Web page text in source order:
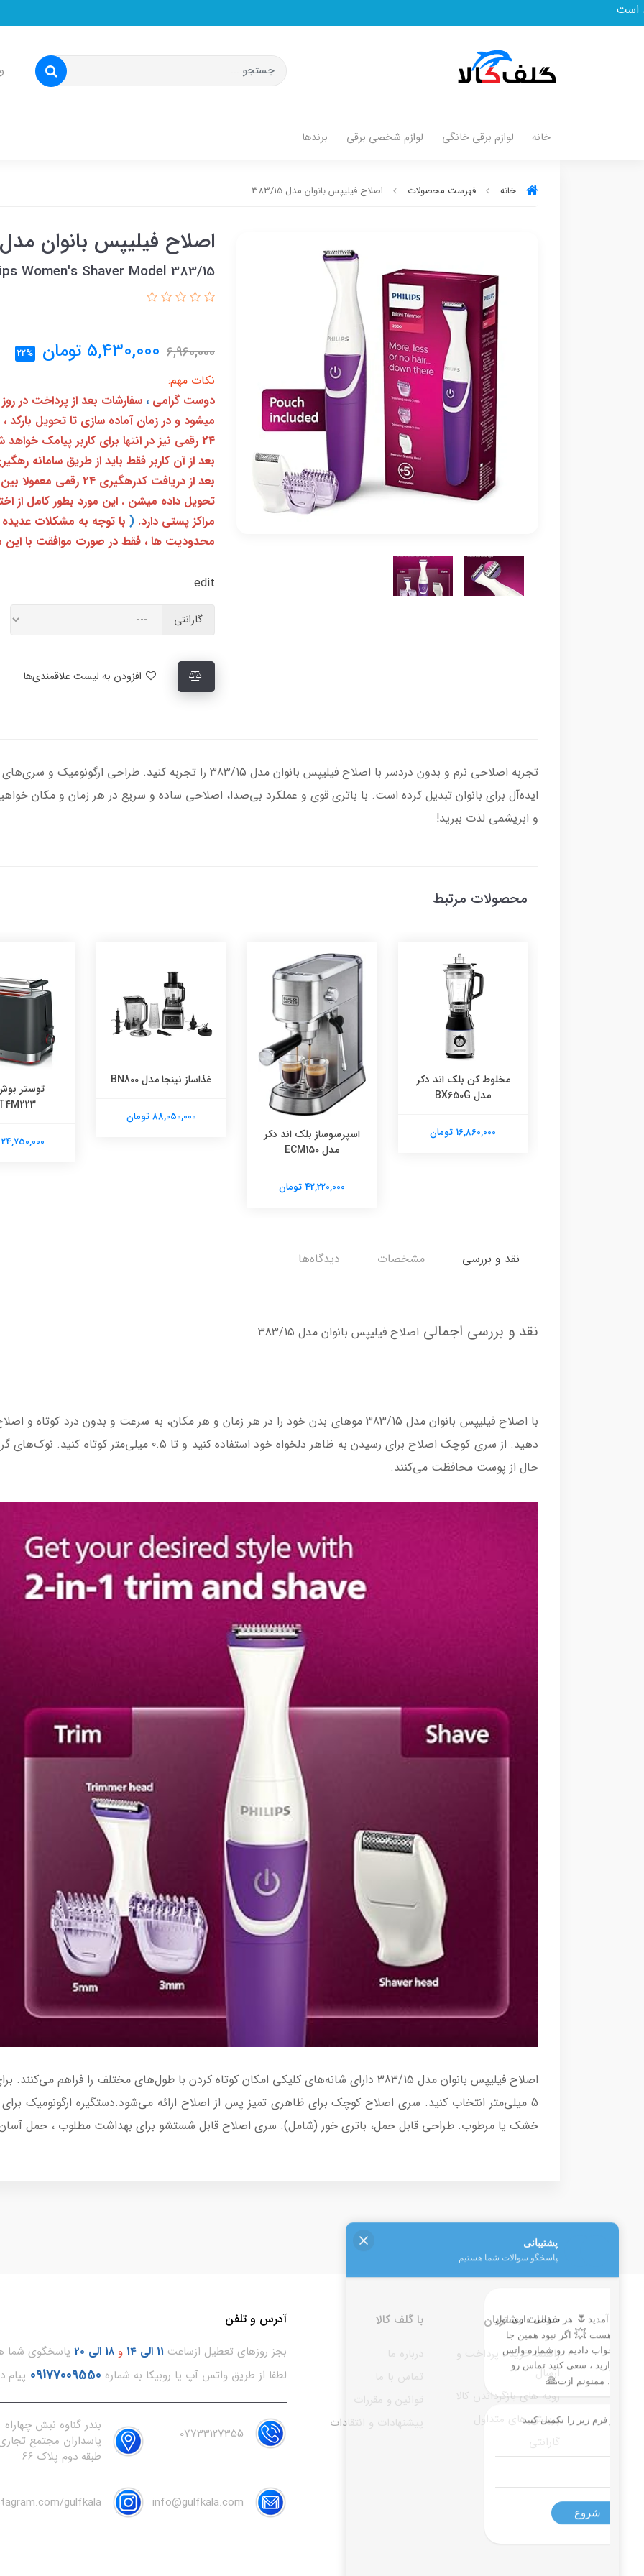
خانه لوازم برقی خانگی لوازم شخصی برقی برندها
خانه فهرست محصولات اصلاح فیلیپس بانوان مدل 383/15
اصلاح فیلیپس بانوان مدل 383/15
Women's Shaver Model 383/15
6,960,000
5,430,000 تومان 22%
نکات مهم:
دوست گرامی ، سفارشات بعد از پرداخت در
میشود و در زمان آماده سازی تا تحویل
24 رقمی نیز در انتها برای کاربر پیامک خواهد شد
تحویل داده میشن . این مورد بطور کامل از
مراکز پستی دارد. ( با توجه به مشکلات
محدودیت ها ، فقط در صورت موافقت با این
edit
گارانتی
تجربه اصلاحی نرم و بدون دردسر با اصلاح فیلیپس بانوان مدل 383/15 را
ایده‌آل برای بانوان تبدیل کرده است. با باتری قوی و عملکرد بی‌صدا، اصلاحی ساده و سریع در هر زمان و مکان
و ابریشمی لذت ببرید!
محصولات مرتبط
مخلوط کن بلک اند دکر
مدل BX650G
16,860,000 تومان
اسپرسوساز بلک اند دکر
مدل ECM150
42,220,000 تومان
غذاساز نینجا مدل BN800
88,050,000 تومان
توستر
24,750,000 تومان
نقد و بررسی مشخصات دیدگاه‌ها
نقد و بررسی اجمالی اصلاح فیلیپس بانوان مدل 383/15
با اصلاح فیلیپس بانوان مدل 383/15 موهای بدن خود را در هر زمان و هر مکان، به سرعت و بدون
دهید. از سری کوچک اصلاح برای رسیدن به ظاهر دلخواه خود
حال از پوست محافظت می‌کنند.
5 میلی‌متر انتخاب کنید. سری اصلاح کوچک برای ظاهری تمیز پس از اصلاح ارائه می‌شود.دستگیره ارگونومیک
خشک یا مرطوب. طراحی قابل حمل، باتری خور (شامل). سری اصلاح قابل شستشو برای بهداشت مطلوب ، حمل آسان
خدمات مشتریان
راهنما خرید ، پرداخت و
ارسال
رویه های بازگرداندن کالا
پرسش های متداول
گارانتی
با گلف کالا
درباره ما
تماس با ما
قوانین و مقررات
پیشنهادات و انتقادات
آدرس و تلفن
بجز روزهای تعطیل ازساعت 11 الی 14 و 18 الی 20
پاسخگوی شما
لطفا از طریق واتس آپ یا روبیکا به شماره 09177009550 پیام
07733127355
بندر گناوه نبش چهاراه
پاسداران مجتمع
طبقه دوم پلاک 66
info@gulfkala.com
gulfkala